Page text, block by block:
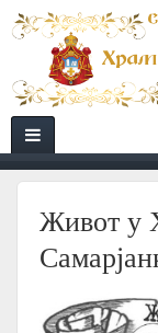
Живот у